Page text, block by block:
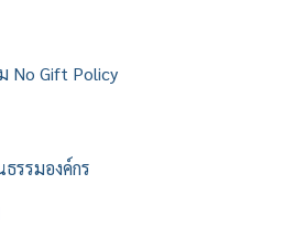
No Gift Policy
รรมองค์กร